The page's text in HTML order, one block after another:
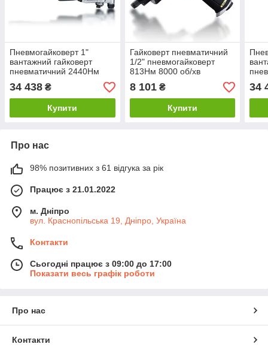
Пневмогайковерт 1"
вантажний гайковерт
пневматичний 2440Нм
4000об/хв подовжений
TOPTUL KAAB321808
34 438 ₴
Купити
Гайковерт пневматичний
1/2" пневмогайковерт
813Нм 8000 об/хв
TOPTUL KAAA1640
8 101₴
Купити
34
Про нас
98% позитивних з 61 відгука за рік
Працює з 21.01.2022
м. Дніпро
вул. Краснопільська 19, Дніпро, Україна
Контакти
Сьогодні працює з 09:00 до 17:00
Показати весь графік роботи
Про нас
Контакти